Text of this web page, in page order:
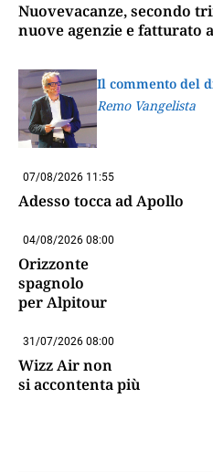
Nuovevacanze, secondo
nuove agenzie e fatturato
Il commento del
Remo Vangelista
07/08/2026 11:55
Adesso tocca ad Apollo
04/08/2026 08:00
Orizzonte
spagnolo
per Alpitour
31/07/2026 08:00
Wizz Air non
si accontenta più